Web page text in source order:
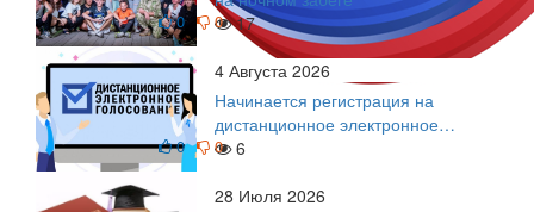
0 0 17
4 Августа 2026
Начинается регистрация на
дистанционное электронное
голосование на выборы!
0 0 6
28 Июля 2026